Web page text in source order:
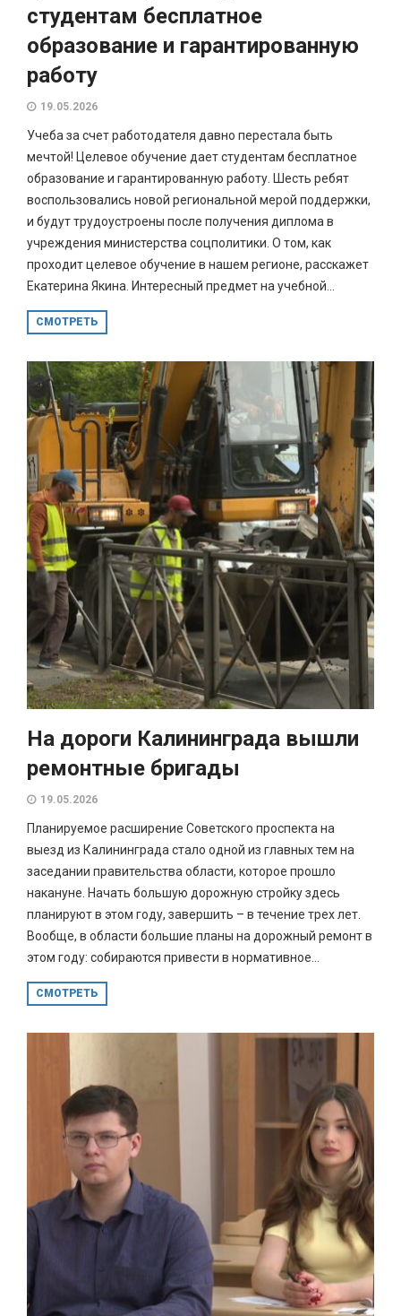
студентам бесплатное
образование и гарантированную
работу
19.05.2026
Учеба за счет работодателя давно перестала быть
мечтой! Целевое обучение дает студентам бесплатное
образование и гарантированную работу. Шесть ребят
воспользовались новой региональной мерой поддержки,
и будут трудоустроены после получения диплома в
учреждения министерства соцполитики. О том, как
проходит целевое обучение в нашем регионе, расскажет
Екатерина Якина. Интересный предмет на учебной...
СМОТРЕТЬ
На дороги Калининграда вышли
ремонтные бригады
19.05.2026
Планируемое расширение Советского проспекта на
выезд из Калининграда стало одной из главных тем на
заседании правительства области, которое прошло
накануне. Начать большую дорожную стройку здесь
планируют в этом году, завершить – в течение трех лет.
Вообще, в области большие планы на дорожный ремонт в
этом году: собираются привести в нормативное...
СМОТРЕТЬ